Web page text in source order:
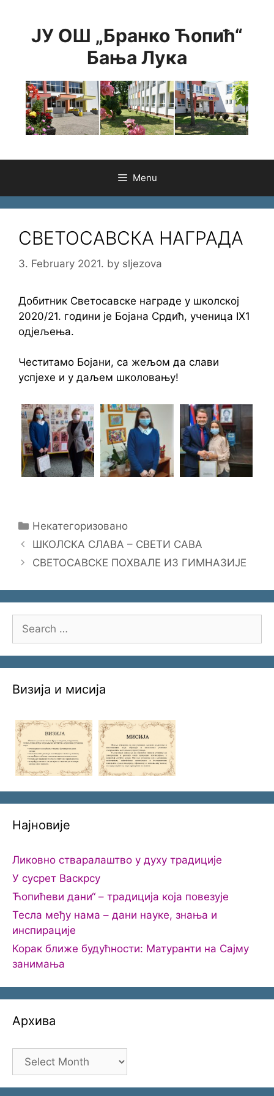
contentЈУ ОШ „Бранко Ћопић“
Бања Лука
Menu
СВЕТОСАВСКА НАГРАДА
3. February 2021. by sljezova
Добитник Светосавске награде у школској
2020/21. години је Бојана Срдић, ученица IX1
одјељења.
Честитамо Бојани, са жељом да слави
успјехе и у даљем школовању!
Categories
Некатегоризовано
ШКОЛСКА СЛАВА – СВЕТИ САВА
СВЕТОСАВСКЕ ПОХВАЛЕ ИЗ ГИМНАЗИЈЕ
for:
Визија и мисија
Најновије
Ликовно стваралаштво у духу традиције
У сусрет Васкрсу
Ћопићеви дани“ – традиција која повезује
Тесла међу нама – дани науке, знања и
инспирације
Корак ближе будућности: Матуранти на Сајму
занимања
Архива
Архива